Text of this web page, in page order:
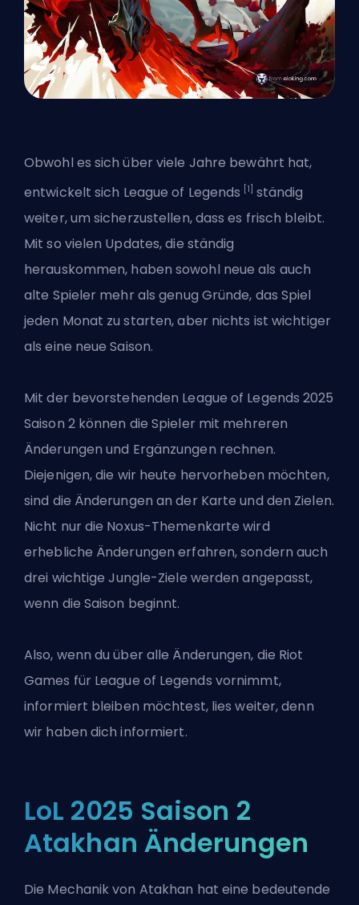
Obwohl es sich über viele Jahre bewährt hat,
entwickelt sich League of Legends
[1] ständig
weiter, um sicherzustellen, dass es frisch bleibt.
Mit so vielen Updates, die ständig
herauskommen, haben sowohl neue als auch
alte Spieler mehr als genug Gründe, das Spiel
jeden Monat zu starten, aber nichts ist wichtiger
als eine neue Saison.
Mit der bevorstehenden League of Legends 2025
Saison 2 können die Spieler mit mehreren
Änderungen und Ergänzungen rechnen.
Diejenigen, die wir heute hervorheben möchten,
sind die Änderungen an der Karte und den Zielen.
Nicht nur die Noxus-Themenkarte wird
erhebliche Änderungen erfahren, sondern auch
drei wichtigeJungle-Ziele werden angepasst,
wenn die Saison beginnt.
Also, wenn du über alle Änderungen, die Riot
Games für League of Legends vornimmt,
informiert bleiben möchtest, lies weiter, denn
wir haben dich informiert.
LoL 2025 Saison 2
Atakhan Änderungen
Die Mechanik von Atakhan hat eine bedeutende